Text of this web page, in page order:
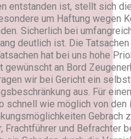
entstanden ist, stellt sich
um Haftung wegen
Sicherlich bei
deutlich ist. Die
hat bei uns hohe
gewünscht an Bord
wir bei Gericht ein
aus. Für
schnell wie möglich von den
Gebrach
Frachtführer und Befrachter